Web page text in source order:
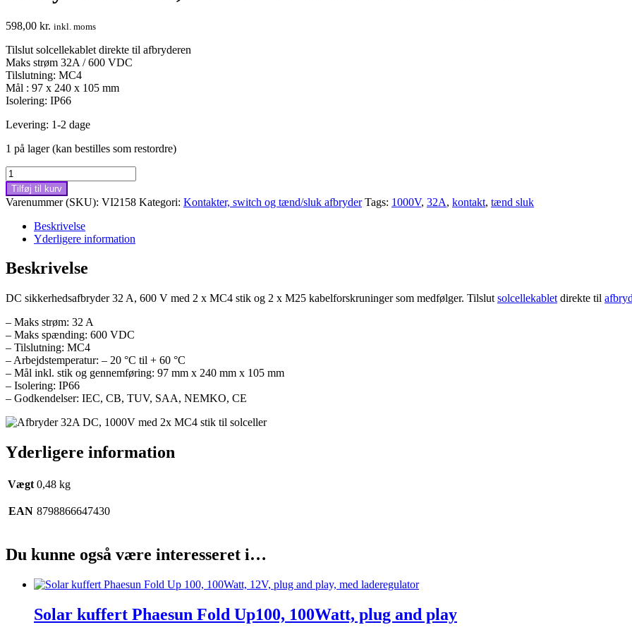
598,00 kr. inkl. moms
Tilslut solcellekablet direkte til afbryderen
Maks strøm 32A / 600 VDC
Tilslutning: MC4
Mål : 97 x 240 x 105 mm
Isolering: IP66
Levering: 1-2 dage
1 på lager (kan bestilles som restordre)
Afbryder
32A
DC,
600V
med
MC4
stik
solceller
Tilføj til kurv
Varenummer (SKU): VI2158 Kategori: Kontakter, switch og tænd/sluk afbryder Tags: 1000V, 32A, kontakt, tænd sluk
Beskrivelse
Yderligere information
Beskrivelse
DC sikkerhedsafbryder 32 A, 600 V med 2 x MC4 stik og 2 x M25 kabelforskruninger som medfølger. Tilslut solcellekablet direkte til
– Maks strøm: 32 A
– Maks spænding: 600 VDC
– Tilslutning: MC4
– Arbejdstemperatur: – 20 °C til + 60 °C
– Mål inkl. stik og gennemføring: 97 mm x 240 mm x 105 mm
– Isolering: IP66
– Godkendelser: IEC, CB, TUV, SAA, NEMKO, CE
Yderligere information
Vægt 0,48 kg
EAN 8798866647430
Du kunne også være interesseret i…
Solar kuffert Phaesun Fold Up100, 100Watt, plug and play